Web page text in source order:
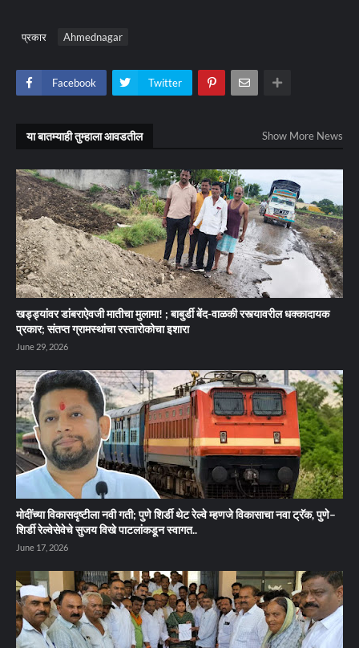
प्रकार Ahmednagar
Facebook Twitter
या बातम्याही तुम्हाला आवडतील Show More News
खड्ड्यांवर डांबराऐवजी मातीचा मुलामा! ; बाबुर्डी बेंद-वाळकी रस्त्यावरील धक्कादायक
प्रकार; संतप्त ग्रामस्थांचा रस्तारोकोचा इशारा
June 29, 2026
मोदींच्या विकासदृष्टीला नवी गती; पुणे शिर्डी थेट रेल्वे म्हणजे विकासाचा नवा ट्रॅक, पुणे–
शिर्डी रेल्वेसेवेचे सुजय विखे पाटलांकडून स्वागत..
June 17, 2026